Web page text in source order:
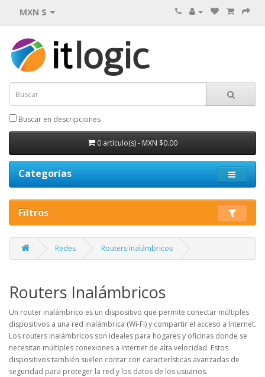
MXN $
Buscar en descripciones
0 artículo(s) - MXN $0.00
Categorías
Filtros
Redes Routers Inalámbricos
Routers Inalámbricos
Un router inalámbrico es un dispositivo que permite conectar múltiples
dispositivos a una red inalámbrica (Wi-Fi) y compartir el acceso a Internet.
Los routers inalámbricos son ideales para hogares y oficinas donde se
necesitan múltiples conexiones a Internet de alta velocidad. Estos
dispositivos también suelen contar con características avanzadas de
seguridad para proteger la red y los datos de los usuarios.